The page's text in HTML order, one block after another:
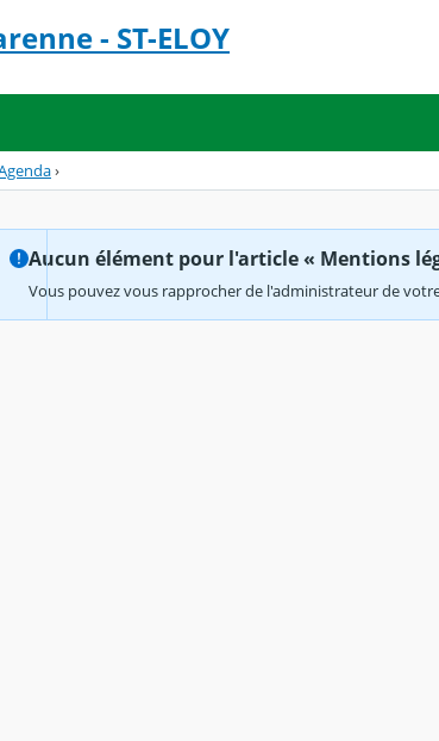
- ST-ELOY
›
Aucun élément pour l'article « Mentions
Vous pouvez vous rapprocher de l'administrateur de